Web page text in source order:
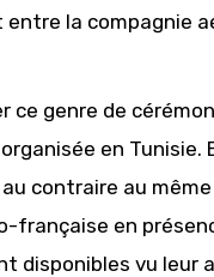
la compagnie
genre de
en Tunisie.
contraire au
française en
disponibles vu leur